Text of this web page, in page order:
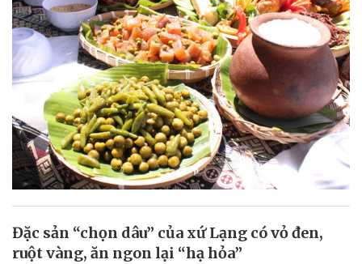
Đặc sản “chọn dâu” của xứ Lạng có vỏ đen,
ruột vàng, ăn ngon lại “hạ hỏa”